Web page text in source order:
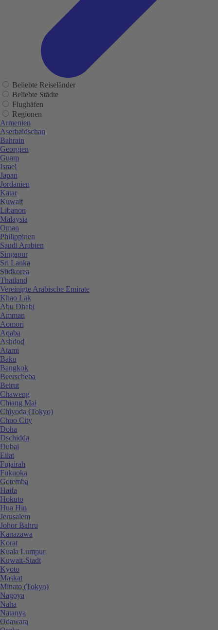
Beliebte Reiseländer
Beliebte Städte
Flughäfen
Regionen
Armenien
Aserbaidschan
Bahrain
Georgien
Guam
Israel
Japan
Jordanien
Katar
Kuwait
Libanon
Malaysia
Oman
Philippinen
Saudi Arabien
Singapur
Sri Lanka
Südkorea
Thailand
Vereinigte Arabische Emirate
Khao Lak
Abu Dhabi
Amman
Aomori
Aqaba
Ashdod
Atami
Baku
Bangkok
Beerscheba
Beirut
Chaweng
Chiang Mai
Chiyoda (Tokyo)
Chuo City
Doha
Dschidda
Dubai
Eilat
Fujairah
Fukuoka
Gotemba
Haifa
Hokuto
Hua Hin
Jerusalem
Johor Bahru
Kanazawa
Korat
Kuala Lumpur
Kuwait-Stadt
Kyoto
Maskat
Minato (Tokyo)
Nagoya
Naha
Natanya
Odawara